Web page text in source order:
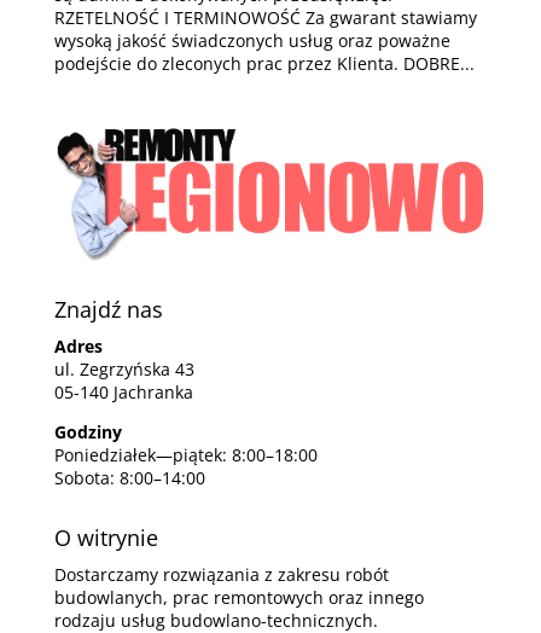
RZETELNOŚĆ I TERMINOWOŚĆ Za gwarant stawiamy
wysoką jakość świadczonych usług oraz poważne
podejście do zleconych prac przez Klienta. DOBRE...
Znajdź nas
Adres
ul. Zegrzyńska 43
05-140 Jachranka
Godziny
Poniedziałek—piątek: 8:00–18:00
Sobota: 8:00–14:00
O witrynie
Dostarczamy rozwiązania z zakresu robót
budowlanych, prac remontowych oraz innego
rodzaju usług budowlano-technicznych.